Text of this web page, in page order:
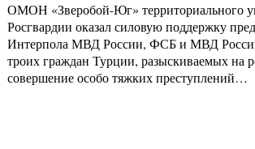
ОМОН «Зверобой-Юг» территориального
Росгвардии оказал силовую поддержку
Интерпола МВД России, ФСБ и МВД
троих граждан Турции, разыскиваемых на
совершение особо тяжких преступлений…